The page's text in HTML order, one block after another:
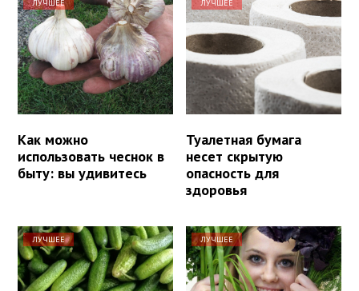
ЛУЧШЕЕ
Как можно
использовать чеснок в
быту: вы удивитесь
ЛУЧШЕЕ
Туалетная бумага
несет скрытую
опасность для
здоровья
ЛУЧШЕЕ ЛУЧШЕЕ